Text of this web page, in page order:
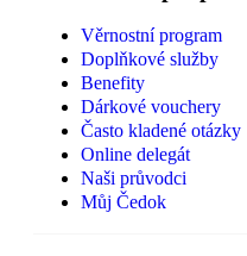
Věrnostní program
Doplňkové služby
Benefity
Dárkové vouchery
Často kladené otázky
Online delegát
Naši průvodci
Můj Čedok